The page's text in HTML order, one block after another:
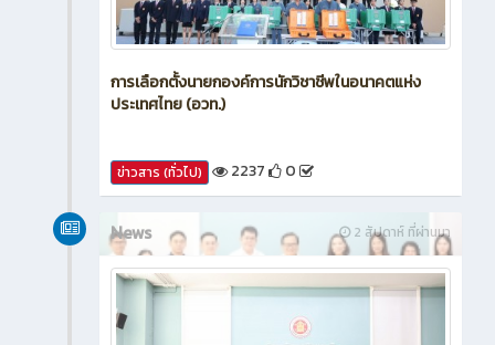
การเลือกตั้งนายกองค์การนักวิชาชีพในอนาคตแห่ง
ประเทศไทย (อวท.)
ข่าวสาร (ทั่วไป) 2237 0
2 สัปดาห์ ที่ผ่านมา
News